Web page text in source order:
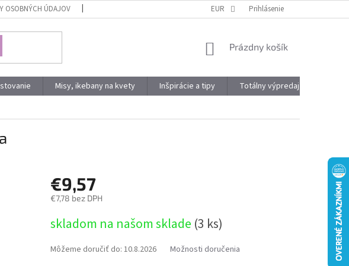
OSOBNÝCH ÚDAJOV OBJEMOVÉ ZĽAVY VÝHODY REGISTRÁCIE
EUR Prihlásenie
NÁKUPNÝ
Prázdny košík
Misy, ikebany na kvety Inšpirácie a tipy Totálny výpredaj
€9,57
€7,78 bez DPH
cena:
skladom na našom sklade (3 ks)
Môžeme doručiť do: 10.8.2026 Možnosti doručenia